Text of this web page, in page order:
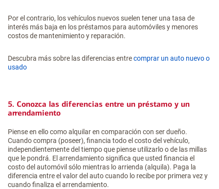
Por el contrario, los vehículos nuevos suelen tener una tasa de
interés más baja en los préstamos para automóviles y menores
costos de mantenimiento y reparación.
Descubra más sobre las diferencias entrecomprar un auto nuevo o
usado
5. Conozca las diferencias entre un préstamo y un
arrendamiento
Piense en ello como alquilar en comparación con ser dueño.
Cuando compra (poseer), financia todo el costo del vehículo,
independientemente del tiempo que piense utilizarlo o de las millas
que le pondrá. El arrendamiento significa que usted financia el
costo del automóvil sólo mientras lo arrienda (alquila). Paga la
diferencia entre el valor del auto cuando lo recibe por primera vez y
cuando finaliza el arrendamiento.